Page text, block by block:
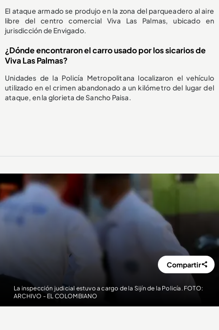
El ataque armado se produjo en la zona del parqueadero al aire
libre del centro comercial Viva Las Palmas, ubicado en
jurisdicción de Envigado.
¿Dónde encontraron el carro usado por los sicarios de
Viva Las Palmas?
Unidades de la Policía Metropolitana localizaron el vehículo
utilizado en el crimen abandonado a un kilómetro del lugar del
ataque, en la glorieta de Sancho Paisa.
La inspección judicial estuvo a cargo de la Sijín de la Policía. FOTO:
ARCHIVO - EL COLOMBIANO
Compartir